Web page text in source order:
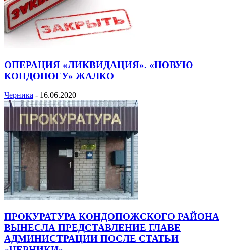
ОПЕРАЦИЯ «ЛИКВИДАЦИЯ». «НОВУЮ
КОНДОПОГУ» ЖАЛКО
Черника - 16.06.2020
ПРОКУРАТУРА КОНДОПОЖСКОГО РАЙОНА
ВЫНЕСЛА ПРЕДСТАВЛЕНИЕ ГЛАВЕ
АДМИНИСТРАЦИИ ПОСЛЕ СТАТЬИ